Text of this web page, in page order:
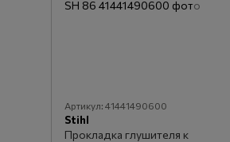
Артикул: 41441490600
Stihl
Прокладка глушителя к